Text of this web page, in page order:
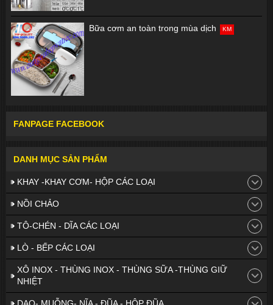
Bữa cơm an toàn trong mùa dịch KM
FANPAGE FACEBOOK
DANH MỤC SẢN PHẨM
KHAY -KHAY CƠM- HỘP CÁC LOẠI
NỒI CHẢO
TÔ-CHÉN - DĨA CÁC LOẠI
LÒ - BẾP CÁC LOẠI
XÔ INOX - THÙNG INOX - THÙNG SỮA -THÙNG GIỮ
NHIỆT